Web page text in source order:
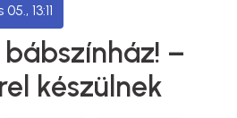
13:11
–
készülnek